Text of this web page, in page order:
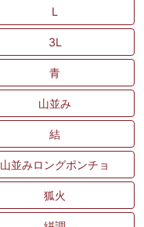
L
3L
青
山並み
結
山並みロングポンチョ
狐火